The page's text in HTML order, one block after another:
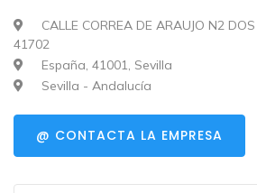
CALLE CORREA DE ARAUJO N2
41702
España, 41001, Sevilla
Sevilla - Andalucía
@ CONTACTA LA EMPRESA